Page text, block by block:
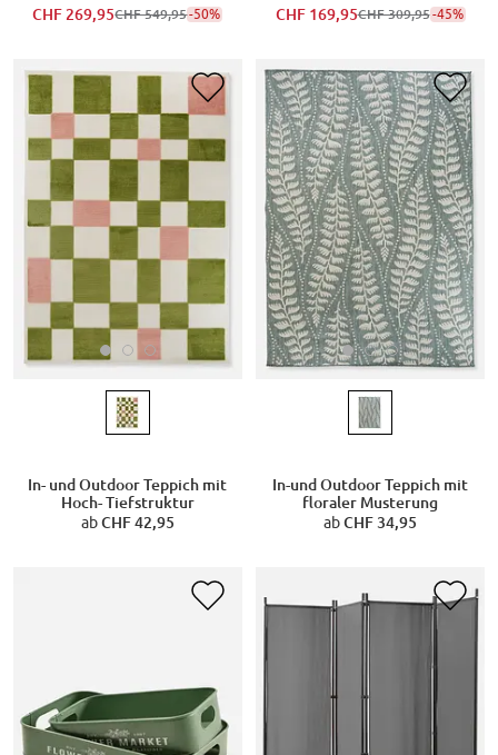
CHF 269,95CHF 549,95-50%
CHF 169,95CHF 309,95-45%
In- und Outdoor Teppich mit
Hoch- Tiefstruktur
abCHF 42,95
In-und Outdoor Teppich mit
floraler Musterung
abCHF 34,95